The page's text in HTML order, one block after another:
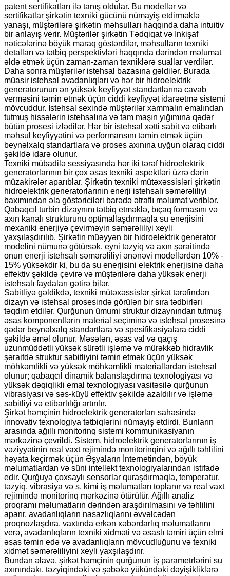
patent sertifikatları ilə tanış oldular. Bu modellər və
sertifikatlar şirkətin texniki gücünü nümayiş etdirməklə
yanaşı, müştərilərə şirkətin məhsulları haqqında daha intuitiv
bir anlayış verir. Müştərilər şirkətin Tədqiqat və İnkişaf
nəticələrinə böyük maraq göstərdilər, məhsulların texniki
detalları və tətbiq perspektivləri haqqında dərindən məlumat
əldə etmək üçün zaman-zaman texniklərə suallar verdilər.
Daha sonra müştərilər istehsal bazasına gəldilər. Burada
müasir istehsal avadanlıqları və hər bir hidroelektrik
generatorunun ən yüksək keyfiyyət standartlarına cavab
verməsini təmin etmək üçün ciddi keyfiyyət idarəetmə sistemi
mövcuddur. İstehsal sexində müştərilər xammalın emalından
tutmuş hissələrin istehsalına və tam maşın yığımına qədər
bütün prosesi izlədilər. Hər bir istehsal xətti sabit və etibarlı
məhsul keyfiyyətini və performansını təmin etmək üçün
beynəlxalq standartlara və proses axınına uyğun olaraq ciddi
şəkildə idarə olunur.
Texniki mübadilə sessiyasında hər iki tərəf hidroelektrik
generatorlarının bir çox əsas texniki aspektləri üzrə dərin
müzakirələr aparıblar. Şirkətin texniki mütəxəssisləri şirkətin
hidroelektrik generatorlarının enerji istehsalı səmərəliliyi
baxımından əla göstəriciləri barədə ətraflı məlumat veriblər.
Qabaqcıl turbin dizaynını tətbiq etməklə, bıçaq formasını və
axın kanalı strukturunu optimallaşdırmaqla su enerjisini
mexaniki enerjiyə çevirməyin səmərəliliyi xeyli
yaxşılaşdırılıb. Şirkətin müəyyən bir hidroelektrik generator
modelini nümunə götürsək, eyni təzyiq və axın şəraitində
onun enerji istehsalı səmərəliliyi ənənəvi modellərdən 10% -
15% yüksəkdir ki, bu da su enerjisini elektrik enerjisinə daha
effektiv şəkildə çevirə və müştərilərə daha yüksək enerji
istehsalı faydaları gətirə bilər.
Sabitliyə gəldikdə, texniki mütəxəssislər şirkət tərəfindən
dizayn və istehsal prosesində görülən bir sıra tədbirləri
təqdim etdilər. Qurğunun ümumi struktur dizaynından tutmuş
əsas komponentlərin material seçiminə və istehsal prosesinə
qədər beynəlxalq standartlara və spesifikasiyalara ciddi
şəkildə əməl olunur. Məsələn, əsas val və qaçış
uzunmüddətli yüksək sürətli işləmə və mürəkkəb hidravlik
şəraitdə struktur sabitliyini təmin etmək üçün yüksək
möhkəmlikli və yüksək möhkəmlikli materiallardan istehsal
olunur; qabaqcıl dinamik balanslaşdırma texnologiyası və
yüksək dəqiqlikli emal texnologiyası vasitəsilə qurğunun
vibrasiyası və səs-küyü effektiv şəkildə azaldılır və işləmə
sabitliyi və etibarlılığı artırılır.
Şirkət həmçinin hidroelektrik generatorları sahəsində
innovativ texnologiya tətbiqlərini nümayiş etdirdi. Bunların
arasında ağıllı monitorinq sistemi kommunikasiyanın
mərkəzinə çevrildi. Sistem, hidroelektrik generatorlarının iş
vəziyyətinin real vaxt rejimində monitorinqini və ağıllı təhlilini
həyata keçirmək üçün Əşyaların İnternetindən, böyük
məlumatlardan və süni intellekt texnologiyalarından istifadə
edir. Qurğuya çoxsaylı sensorlar quraşdırmaqla, temperatur,
təzyiq, vibrasiya və s. kimi iş məlumatları toplanır və real vaxt
rejimində monitorinq mərkəzinə ötürülür. Ağıllı analiz
proqramı məlumatların dərindən araşdırılmasını və təhlilini
aparır, avadanlıqların nasazlıqlarını əvvəlcədən
proqnozlaşdıra, vaxtında erkən xəbərdarlıq məlumatlarını
verə, avadanlıqların texniki xidməti və əsaslı təmiri üçün elmi
əsas təmin edə və avadanlıqların mövcudluğunu və texniki
xidmət səmərəliliyini xeyli yaxşılaşdırır.
Bundan əlavə, şirkət həmçinin qurğunun iş parametrlərini su
axınındakı, təzyiqindəki və şəbəkə yükündəki dəyişikliklərə